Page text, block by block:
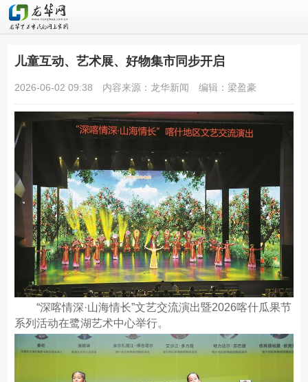
儿童互动、艺术展、好物集市同步开启
2026-06-02 09:38 内容来源：龙华新闻 编辑：梁盈豪
“深喀情深·山海情长”文艺交流演出暨2026喀什瓜果节
系列活动在鹭湖艺术中心举行。